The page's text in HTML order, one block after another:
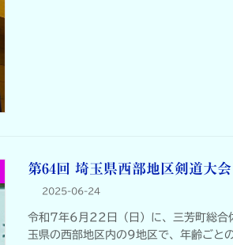
第64回 埼玉県西部地区剣道大
2025-06-24
令和7年6月22日（日）に、三芳町総合
玉県の西部地区内の9地区で、年齢ごと